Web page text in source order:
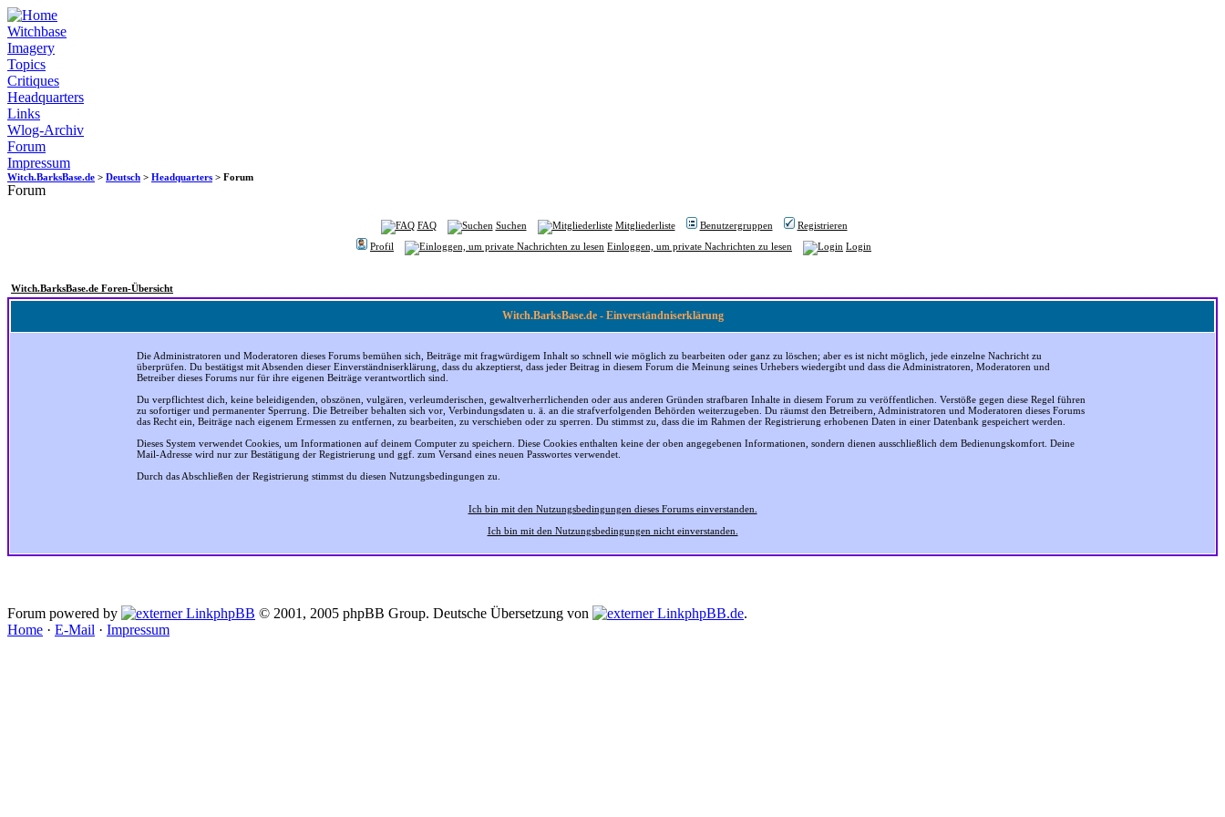
Witchbase
Imagery
Topics
Critiques
Headquarters
Links
Wlog-Archiv
Forum
Impressum
Witch.BarksBase.de > Deutsch > Headquarters > Forum
Forum
FAQ Suchen Mitgliederliste Benutzergruppen
Registrieren
Profil
Einloggen, um private Nachrichten zu lesen Login
Witch.BarksBase.de Foren-Übersicht
Witch.BarksBase.de - Einverständniserklärung
Die Administratoren und Moderatoren dieses Forums bemühen sich, Beiträge mit fragwürdigem Inhalt so schnell wie möglich zu bearbeiten oder ganz zu löschen; aber es ist nicht möglich, jede einzelne Nachricht zu
überprüfen. Du bestätigst mit Absenden dieser Einverständniserklärung, dass du akzeptierst, dass jeder Beitrag in diesem Forum die Meinung seines Urhebers wiedergibt und dass die Administratoren, Moderatoren und
Betreiber dieses Forums nur für ihre eigenen Beiträge verantwortlich sind.
Du verpflichtest dich, keine beleidigenden, obszönen, vulgären, verleumderischen, gewaltverherrlichenden oder aus anderen Gründen strafbaren Inhalte in diesem Forum zu veröffentlichen. Verstöße gegen diese Regel führen
zu sofortiger und permanenter Sperrung. Die Betreiber behalten sich vor, Verbindungsdaten u. ä. an die strafverfolgenden Behörden weiterzugeben. Du räumst den Betreibern, Administratoren und Moderatoren dieses Forums
das Recht ein, Beiträge nach eigenem Ermessen zu entfernen, zu bearbeiten, zu verschieben oder zu sperren. Du stimmst zu, dass die im Rahmen der Registrierung erhobenen Daten in einer Datenbank gespeichert werden.
Dieses System verwendet Cookies, um Informationen auf deinem Computer zu speichern. Diese Cookies enthalten keine der oben angegebenen Informationen, sondern dienen ausschließlich dem Bedienungskomfort. Deine
Mail-Adresse wird nur zur Bestätigung der Registrierung und ggf. zum Versand eines neuen Passwortes verwendet.
Durch das Abschließen der Registrierung stimmst du diesen Nutzungsbedingungen zu.
Ich bin mit den Nutzungsbedingungen dieses Forums einverstanden.
Ich bin mit den Nutzungsbedingungen nicht einverstanden.
Forum powered by phpBB © 2001, 2005 phpBB Group. Deutsche Übersetzung von phpBB.de.
Home · E-Mail · Impressum